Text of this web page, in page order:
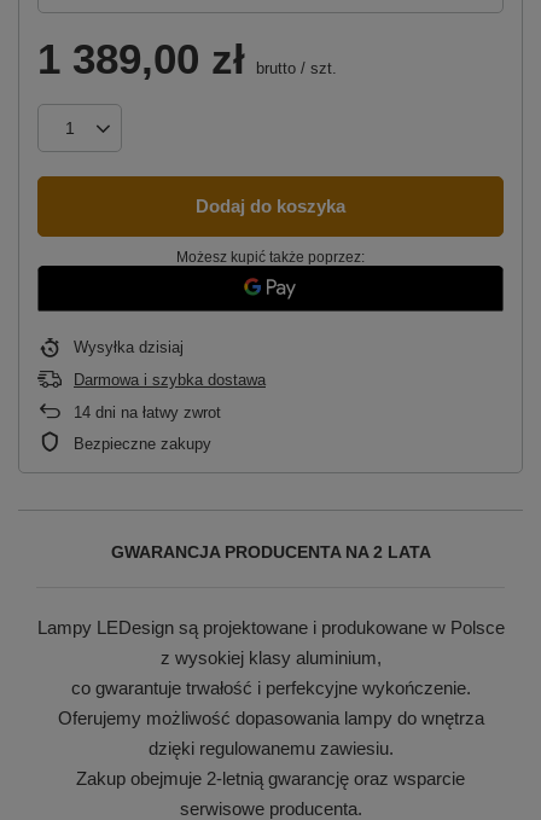
1 389,00 zł brutto / szt.
Dodaj do koszyka
Możesz kupić także poprzez:
Wysyłka dzisiaj
Darmowa i szybka dostawa
14 dni na łatwy zwrot
Bezpieczne zakupy
GWARANCJA PRODUCENTA NA 2 LATA
Lampy LEDesign są projektowane i produkowane w Polsce
z wysokiej klasy aluminium,
co gwarantuje trwałość i perfekcyjne wykończenie.
Oferujemy możliwość dopasowania lampy do wnętrza
dzięki regulowanemu zawiesiu.
Zakup obejmuje 2-letnią gwarancję oraz wsparcie
serwisowe producenta.